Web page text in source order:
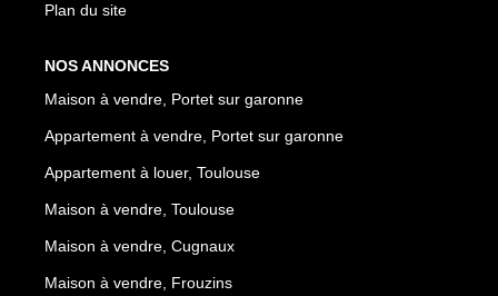
Plan du site
NOS ANNONCES
Maison à vendre, Portet sur garonne
Appartement à vendre, Portet sur garonne
Appartement à louer, Toulouse
Maison à vendre, Toulouse
Maison à vendre, Cugnaux
Maison à vendre, Frouzins